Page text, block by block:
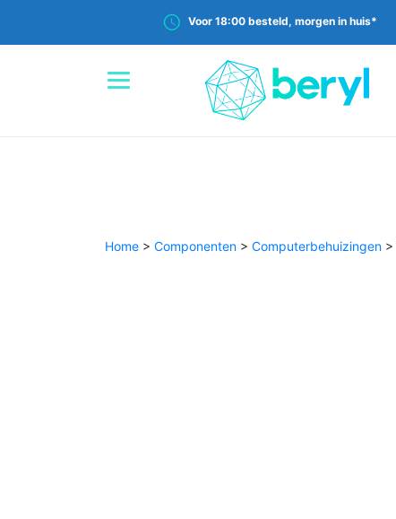
Voor 18:00 besteld, morgen in huis*
Home > Componenten > Computerbehuizingen >